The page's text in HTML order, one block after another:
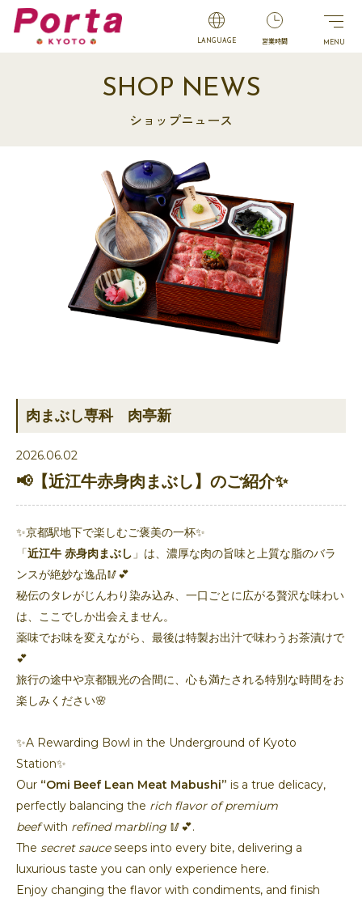
LANGUAGE 営業時間
SHOP NEWS
ショップニュース
肉まぶし専科 肉亭新
2026.06.02
📢【近江牛赤身肉まぶし】のご紹介✨
✨京都駅地下で楽しむご褒美の一杯✨
「近江牛 赤身肉まぶし 」は、濃厚な肉の旨味と上質な脂のバラ
ンスが絶妙な逸品🥢💕
秘伝のタレがじんわり染み込み、一口ごとに広がる贅沢な味わい
は、ここでしか出会えません。
薬味でお味を変えながら、最後は特製お出汁で味わうお茶漬けで
💕
旅行の途中や京都観光の合間に、心も満たされる特別な時間をお
楽しみください🌸
✨A Rewarding Bowl in the Underground of Kyoto
Station✨
Our “Omi Beef Lean Meat Mabushi” is a true delicacy,
perfectly balancing the rich flavor of premium
beefwith refined marbling 🥢💕.
The secret sauceseeps into every bite, delivering a
luxurious taste you can only experience here.
Enjoy changing the flavor with condiments, and finish